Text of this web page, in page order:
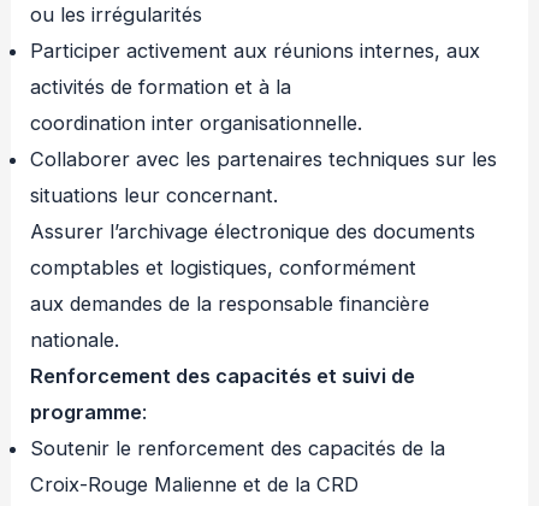
ou les irrégularités
Participer activement aux réunions internes, aux
activités de formation et à la
coordination inter organisationnelle.
Collaborer avec les partenaires techniques sur les
situations leur concernant.
Assurer l’archivage électronique des documents
comptables et logistiques, conformément
aux demandes de la responsable financière
nationale.
Renforcement des capacités et suivi de
programme:
Soutenir le renforcement des capacités de la
Croix-Rouge Malienne et de la CRD